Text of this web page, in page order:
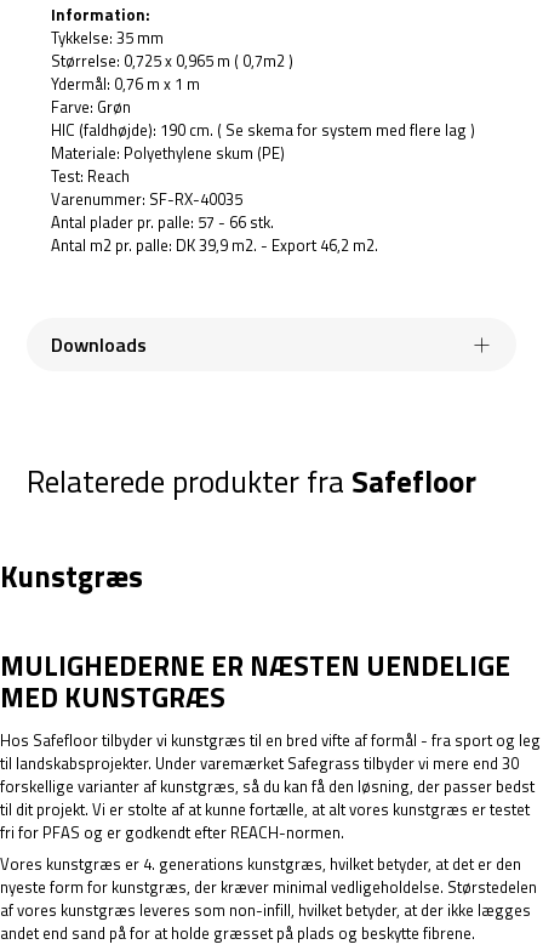
Information:
Tykkelse: 35 mm
Størrelse: 0,725 x 0,965 m ( 0,7m2 )
Ydermål: 0,76 m x 1 m
Farve: Grøn
HIC (faldhøjde): 190 cm. ( Se skema for system med flere lag )
Materiale: Polyethylene skum (PE)
Test: Reach
Varenummer: SF-RX-40035
Antal plader pr. palle: 57 - 66 stk.
Antal m2 pr. palle: DK 39,9 m2. - Export 46,2 m2.
Downloads
INSTALLATION-MANUAL-
SAFEBASE-35MM-SHOCK-
Relaterede produkter fra Safefloor
Kunstgræs
MULIGHEDERNE ER NÆSTEN UENDELIGE
MED KUNSTGRÆS
Hos Safefloor tilbyder vi kunstgræs til en bred vifte af formål - fra sport og leg
til landskabsprojekter. Under varemærket Safegrass tilbyder vi mere end 30
forskellige varianter af kunstgræs, så du kan få den løsning, der passer bedst
til dit projekt. Vi er stolte af at kunne fortælle, at alt vores kunstgræs er testet
fri for PFAS og er godkendt efter REACH-normen.
Vores kunstgræs er 4. generations kunstgræs, hvilket betyder, at det er den
nyeste form for kunstgræs, der kræver minimal vedligeholdelse. Størstedelen
af vores kunstgræs leveres som non-infill, hvilket betyder, at der ikke lægges
andet end sand på for at holde græsset på plads og beskytte fibrene.